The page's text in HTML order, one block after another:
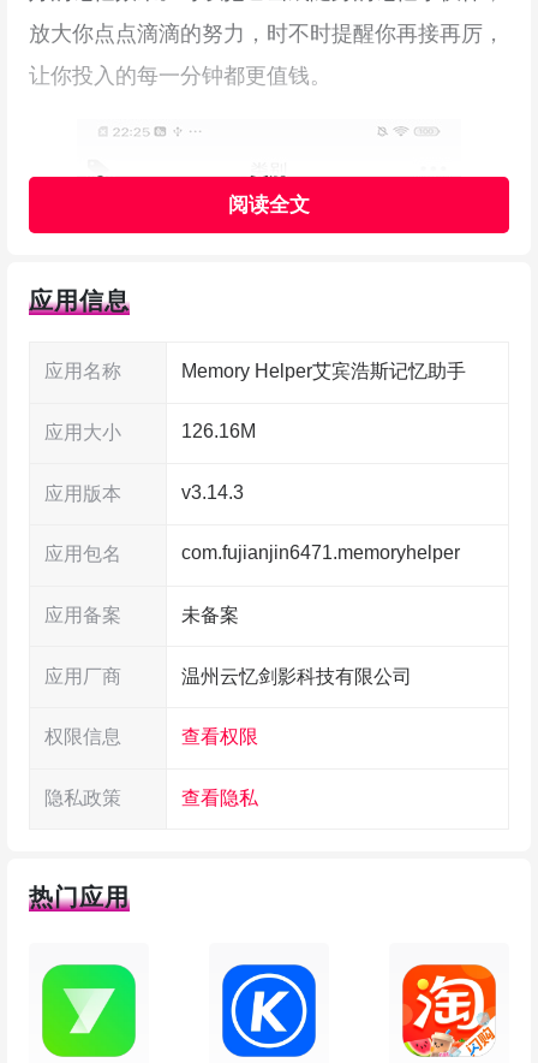
放大你点点滴滴的努力，时不时提醒你再接再厉，
让你投入的每一分钟都更值钱。
会显著提升记忆效果。
2、Memory Helper的基础功能是免费的，高
应用信息
应用名称 Memory Helper艾宾浩斯记忆助手
应用大小 126.16M
应用版本 v3.14.3
应用包名 com.fujianjin6471.memoryhelper
应用备案 未备案
应用厂商 温州云忆剑影科技有限公司
权限信息 查看权限
隐私政策 查看隐私
热门应用